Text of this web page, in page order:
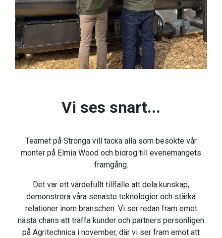
Vi ses snart...
Teamet på Stronga vill tacka alla som besökte vår
monter på Elmia Wood och bidrog till evenemangets
framgång.
Det var ett värdefullt tillfälle att dela kunskap,
demonstrera våra senaste teknologier och stärka
relationer inom branschen. Vi ser redan fram emot
nästa chans att träffa kunder och partners personligen
på Agritechnica i november, där vi ser fram emot att